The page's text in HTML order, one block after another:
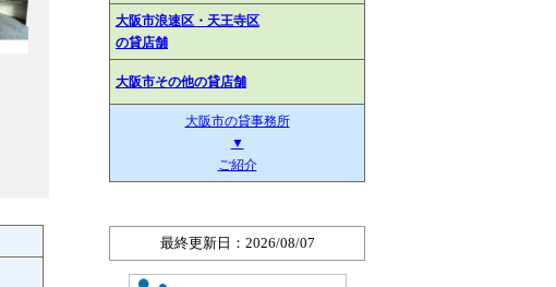
大阪市浪速区・天王寺区
の貸店舗
大阪市その他の貸店舗
大阪市の貸事務所
▼
ご紹介
最終更新日：2026/08/07